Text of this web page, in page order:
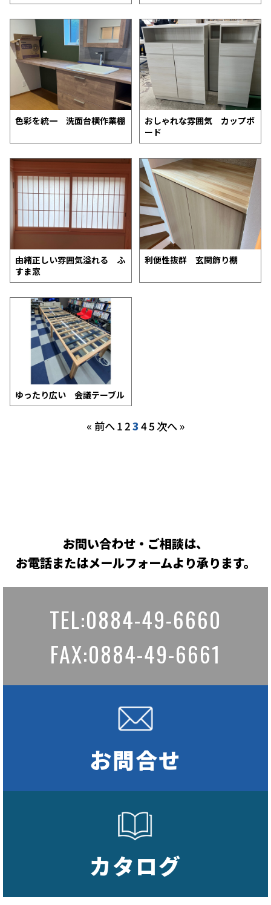
色彩を統一 洗面台横作業棚
おしゃれな雰囲気 カップボ
ード
由緒正しい雰囲気溢れる ふ
すま窓
利便性抜群 玄関飾り棚
ゆったり広い 会議テーブル
« 前へ123 45 次へ »
お問い合わせ・ご相談は、
お電話またはメールフォームより承ります。
TEL:0884-49-6660
FAX:0884-49-6661
お問合せ
カタログ